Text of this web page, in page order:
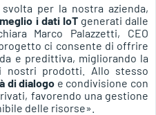
per la nostra azienda,
i dati IoTgenerati dalle
Marco Palazzetti, CEO
ci consente di offrire
e predittiva, migliorando la
nostri prodotti. Allo stesso
di dialogo e condivisione con
favorendo una gestione
delle risorse».